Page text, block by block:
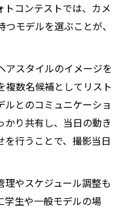
コンテストでは、カメ
モデルを選ぶことが、
アスタイルのイメージを
複数名候補としてリスト
とのコミュニケーショ
かり共有し、当日の動き
行うことで、撮影当日
やスケジュール調整も
生や一般モデルの場